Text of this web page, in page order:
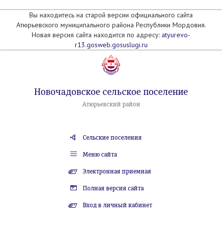
Вы находитесь на старой версии официального сайта
Атюрьевского муниципального района Республики Мордовия.
Новая версия сайта находится по адресу: atyurevo-
r13.gosweb.gosuslugi.ru
Новочадовское сельское поселение
Атюрьевский район
Сельские поселения
Меню сайта
Электронная приемная
Полная версия сайта
Вход в личный кабинет